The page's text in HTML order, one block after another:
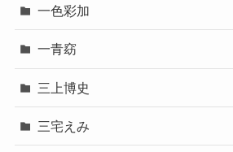
一色彩加
一青窈
三上博史
三宅えみ